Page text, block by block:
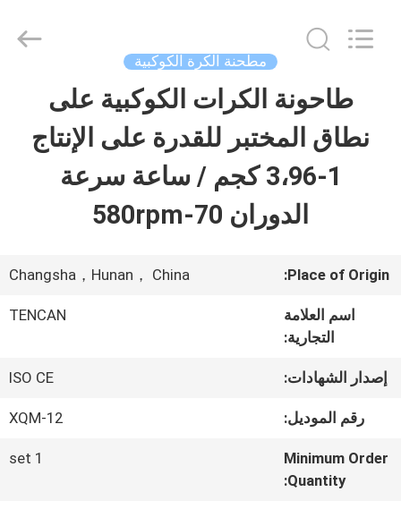
منزل،
بيت
معلومات
جولة
المعمل
Powder
Technology
مطحنة الكرة الكوكبية
طاحونة الكرات الكوكبية على
نطاق المختبر للقدرة على الإنتاج
1-3،96 كجم / ساعة سرعة
الدوران 70-580rpm
Place of Origin:
Changsha，Hunan， China
اسم العلامة
التجارية:
TENCAN
إصدار الشهادات: ISO CE
رقم الموديل: XQM-12
Minimum Order
Quantity:
1 set